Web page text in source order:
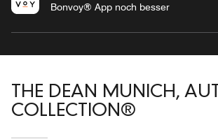
Bonvoy® App noch besser
THE DEAN MUNICH,
COLLECTION®